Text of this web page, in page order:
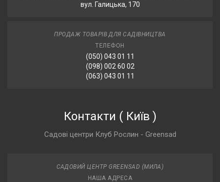
вул. Галицька, 170
ПРОДАЖ ТОВАРІВ ДЛЯ САДІВНИЦТВА
ТЕЛЕФОН
(050) 043 01 11
(098) 002 60 02
(063) 043 01 11
Контакти ( Київ )
Садові центри Клуб Рослин - Greensad
САДОВИЙ ЦЕНТР GREENSAD (МИЛА)
НАША АДРЕСА